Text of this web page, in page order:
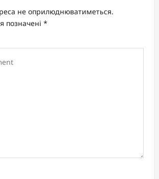
не оприлюднюватиметься.
позначені *